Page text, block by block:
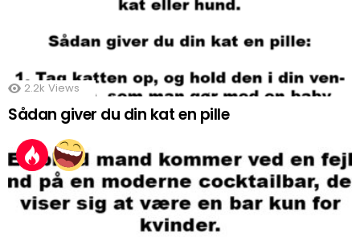
2.2k Views
Sådan giver du din kat en pille